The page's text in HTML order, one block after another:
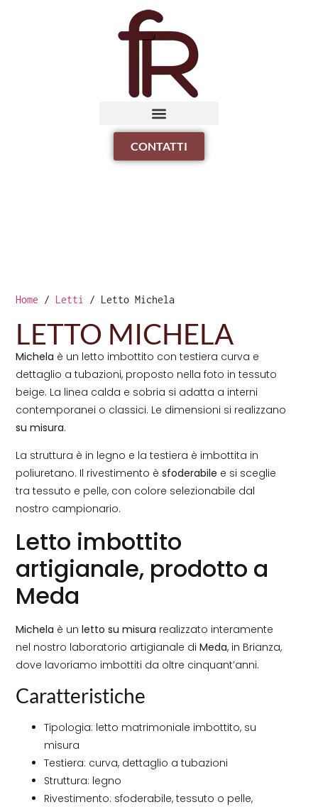
CONTATTI
Home / Letti / Letto Michela
LETTO MICHELA
Michela è un letto imbottito con testiera curva e
dettaglio a tubazioni, proposto nella foto in tessuto
beige. La linea calda e sobria si adatta a interni
contemporanei o classici. Le dimensioni si realizzano
su misura.
La struttura è in legno e la testiera è imbottita in
poliuretano. Il rivestimento èsfoderabile e si sceglie
tra tessuto e pelle, con colore selezionabile dal
nostro campionario.
Letto imbottito
artigianale, prodotto a
Meda
Michela è unletto su misura realizzato interamente
nel nostro laboratorio artigianale diMeda, in Brianza,
dove lavoriamo imbottiti da oltre cinquant’anni.
Caratteristiche
Tipologia: letto matrimoniale imbottito, su
misura
Testiera: curva, dettaglio a tubazioni
Struttura: legno
Rivestimento: sfoderabile, tessuto o pelle,